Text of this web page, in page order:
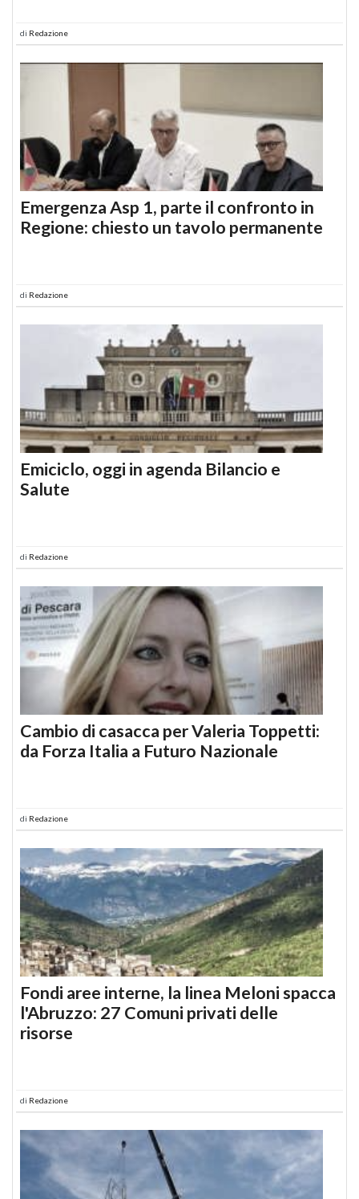
di Redazione
Emergenza Asp 1, parte il confronto in
Regione: chiesto un tavolo permanente
di Redazione
Emiciclo, oggi in agenda Bilancio e
Salute
di Redazione
Cambio di casacca per Valeria Toppetti:
da Forza Italia a Futuro Nazionale
di Redazione
Fondi aree interne, la linea Meloni spacca
l'Abruzzo: 27 Comuni privati delle
risorse
di Redazione